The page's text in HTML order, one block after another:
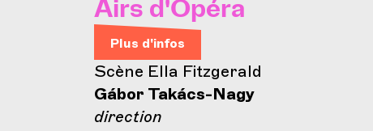
Airs d'Opéra
Plus d'infos
Scène Ella Fitzgerald
Gábor Takács-Nagy
direction